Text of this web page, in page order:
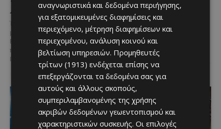
Λεμεσού
Έργο προϋπολογισμού €9,2 εκατ.
με συγχρηματοδότηση από την
Ε.Ε. Με τελετή που
πραγματοποιήθηκε το πρωί της
Πέμπτης, 6 Αυγούστου...
Λίγες αυτοκινητοβιομηχανίες
μπορούν να ισχυριστούν ότι το
όνομά τους έγινε συνώνυμο της
ίδιας της ιστορίας του
αυτοκινήτου. Η...
αναγνωριστικά και δεδομένα περιήγησης,
για εξατομικευμένες διαφημίσεις και
περιεχόμενο, μέτρηση διαφημίσεων και
περιεχομένου, ανάλυση κοινού και
βελτίωση υπηρεσιών. Προμηθευτές
τρίτων (1913) ενδέχεται επίσης να
επεξεργάζονται τα δεδομένα σας για
αυτούς και άλλους σκοπούς,
συμπεριλαμβανομένης της χρήσης
ακριβών δεδομένων γεωεντοπισμού και
χαρακτηριστικών συσκευής. Οι επιλογές